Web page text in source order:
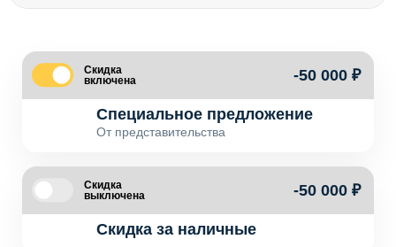
Скидка
включена
-50 000 ₽
Специальное предложение
От представительства
Скидка
выключена
-50 000 ₽
Скидка за наличные